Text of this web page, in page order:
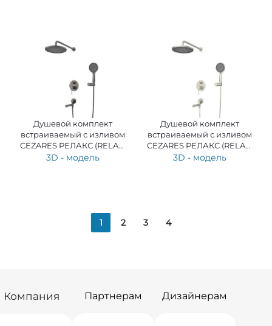
Душевой комплект
встраиваемый с изливом
CEZARES РЕЛАКС (RELAX)
RELAX-VDSET-GM
3D - модель
Душевой комплект
встраиваемый с изливом
CEZARES РЕЛАКС (RELAX)
RELAX-VDSET-IN
3D - модель
1 2 3 4
Компания Партнерам Дизайнерам